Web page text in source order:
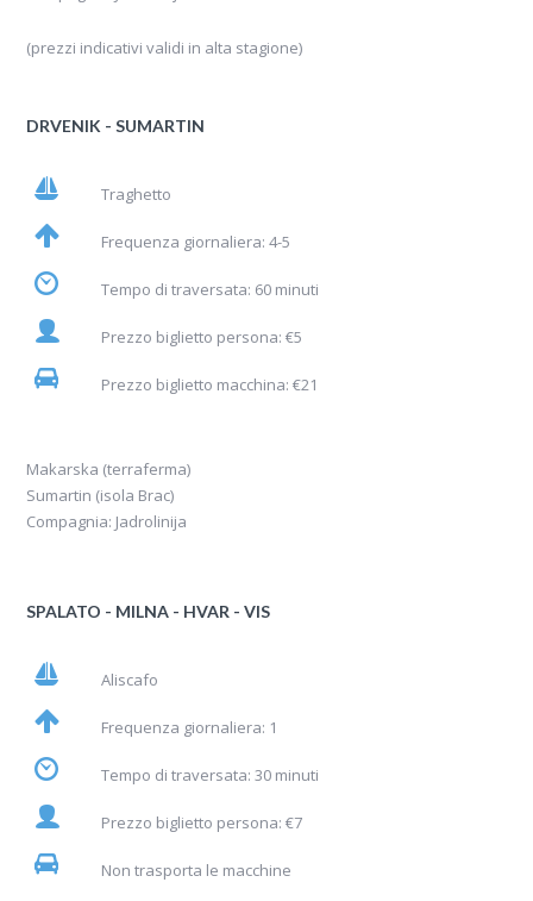
(prezzi indicativi validi in alta stagione)
DRVENIK - SUMARTIN
Traghetto
Frequenza giornaliera: 4-5
Tempo di traversata: 60 minuti
Prezzo biglietto persona: €5
Prezzo biglietto macchina: €21
Makarska (terraferma)
Sumartin (isola Brac)
Compagnia: Jadrolinija
SPALATO - MILNA - HVAR - VIS
Aliscafo
Frequenza giornaliera: 1
Tempo di traversata: 30 minuti
Prezzo biglietto persona: €7
Non trasporta le macchine